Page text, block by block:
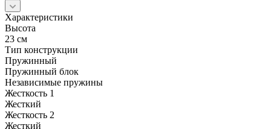
Характеристики
Высота
23 см
Тип конструкции
Пружинный
Пружинный блок
Независимые пружины
Жесткость 1
Жесткий
Жесткость 2
Жесткий